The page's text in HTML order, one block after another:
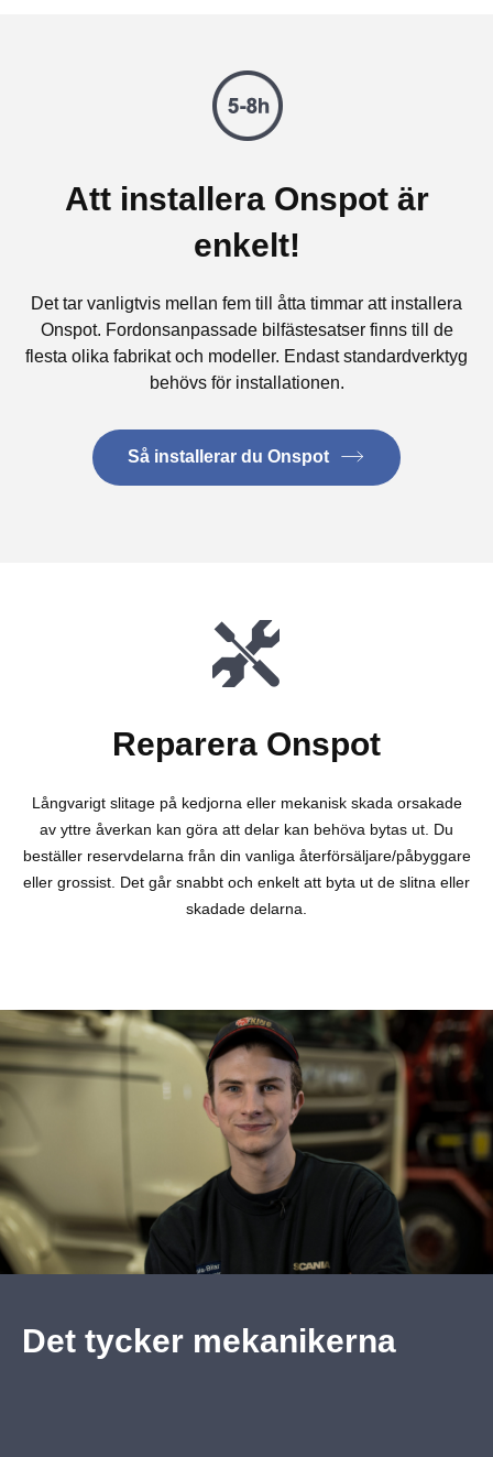
Att installera Onspot är
enkelt!
Det tar vanligtvis mellan fem till åtta timmar att installera
Onspot. Fordonsanpassade bilfästesatser finns till de
flesta olika fabrikat och modeller. Endast standardverktyg
behövs för installationen.
Så installerar du Onspot
Reparera Onspot
Långvarigt slitage på kedjorna eller mekanisk skada orsakade
av yttre åverkan kan göra att delar kan behöva bytas ut. Du
beställer reservdelarna från din vanliga återförsäljare/påbyggare
eller grossist. Det går snabbt och enkelt att byta ut de slitna eller
skadade delarna.
Det tycker mekanikerna